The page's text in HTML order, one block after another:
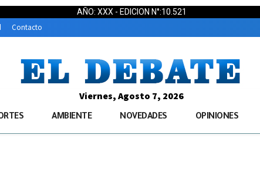
AÑO: XXX - EDICION N°:10.521
Contacto
Viernes, Agosto 7, 2026
AMBIENTE NOVEDADES OPINIONES